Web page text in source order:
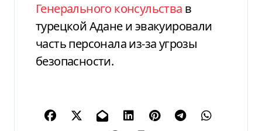
Генерального консульства в
турецкой Адане и эвакуировали
часть персонала из-за угрозы
безопасности.